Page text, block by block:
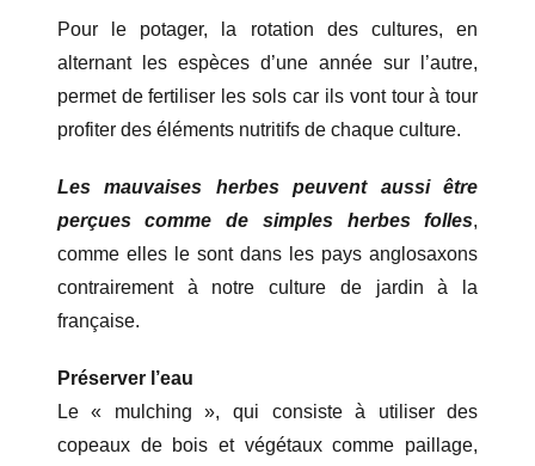
Pour le potager, la rotation des cultures, en
alternant les espèces d’une année sur l’autre,
permet de fertiliser les sols car ils vont tour à tour
profiter des éléments nutritifs de chaque culture.
Les mauvaises herbes peuvent aussi être
perçues comme de simples herbes folles,
comme elles le sont dans les pays anglosaxons
contrairement à notre culture de jardin à la
française.
Préserver l’eau
Le « mulching », qui consiste à utiliser des
copeaux de bois et végétaux comme paillage,